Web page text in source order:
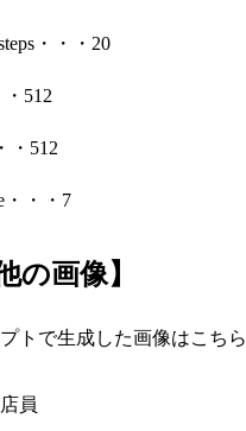
・・・20
512
・512
・・・7
の画像】
トで生成した画像はこちら